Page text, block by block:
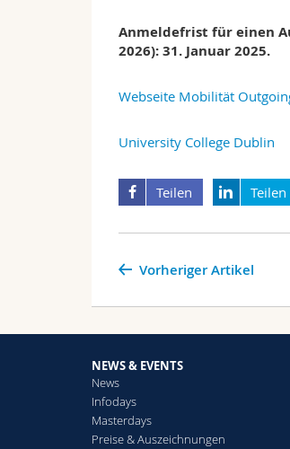
Anmeldefrist für einen
2026):31. Januar 2025.
Webseite Mobilität
University College Dublin
Teilen Teilen
Vorheriger Artikel
NEWS & EVENTS
News
Infodays
Masterdays
Preise & Auszeichnungen